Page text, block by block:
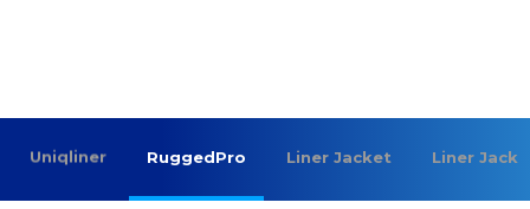
Uniqliner RuggedPro Liner Jacket Liner